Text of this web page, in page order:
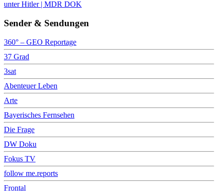
unter Hitler | MDR DOK
Sender & Sendungen
360° – GEO Reportage
37 Grad
3sat
Abenteuer Leben
Arte
Bayerisches Fernsehen
Die Frage
DW Doku
Fokus TV
follow me.reports
Frontal